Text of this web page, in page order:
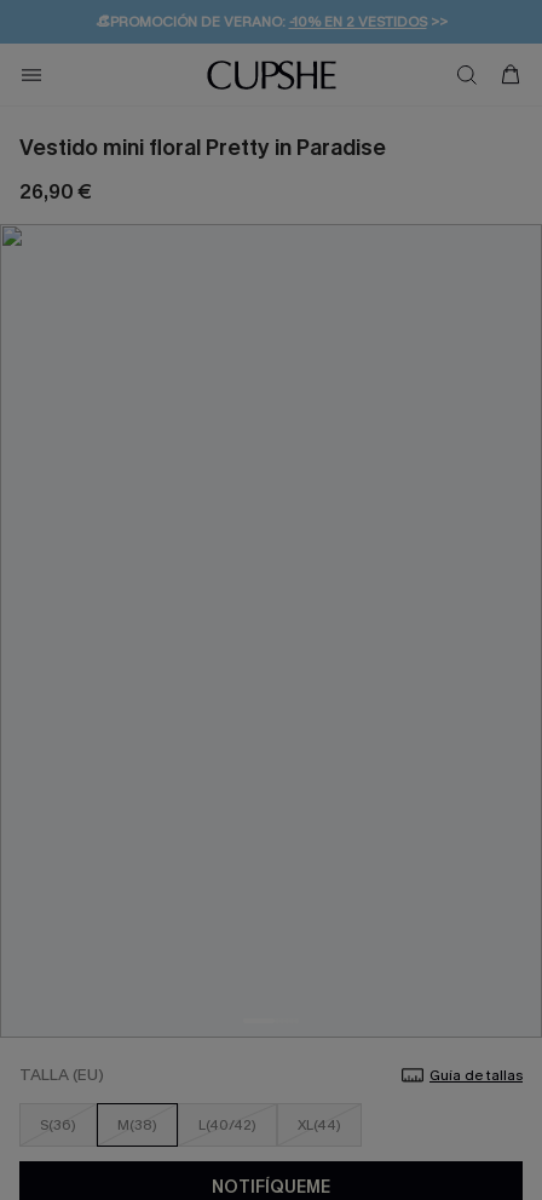
👒PROMOCIÓN DE VERANO:-10% EN 2 VESTIDOS>>
💌¡SUSCRIBIRSE & GANAR -10% EXTRA!
🚚ENVÍO GRATUITO A PARTIR DE 49 € >>
Vestido mini floral Pretty in Paradise
26,90 €
TALLA (EU) Guía de tallas
S(36) M(38) L(40/42) XL(44)
NOTIFÍQUEME